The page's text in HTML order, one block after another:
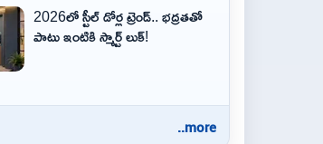
2026లో స్టీల్ డోర్ల ట్రెండ్.. భద్రతతో
పాటు ఇంటికి స్మార్ట్ లుక్!
..more